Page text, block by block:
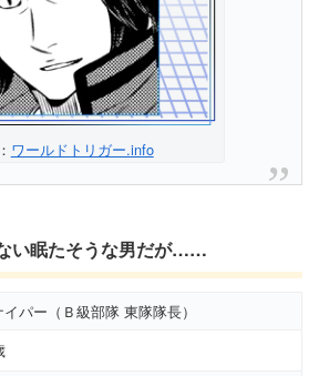
ワールドトリガー.info
い眠たそうな男だが……
イパー（Ｂ級部隊 東隊隊長）